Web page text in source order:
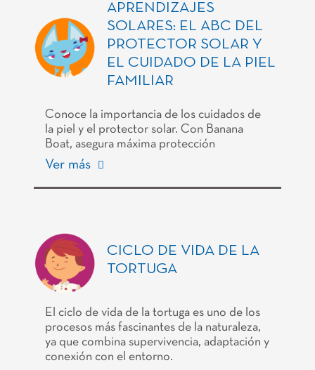
APRENDIZAJES
SOLARES: EL ABC DEL
PROTECTOR SOLAR Y
EL CUIDADO DE LA PIEL
FAMILIAR
Conoce la importancia de los cuidados de
la piel y el protector solar. Con Banana
Boat, asegura máxima protección
Ver más
CICLO DE VIDA DE LA
TORTUGA
El ciclo de vida de la tortuga es uno de los
procesos más fascinantes de la naturaleza,
ya que combina supervivencia, adaptación y
conexión con el entorno.